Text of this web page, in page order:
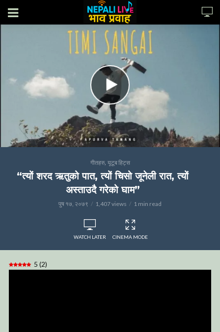
गीतहरु, यूटूब हिट्स
“त्यों शरद ऋतुको पात, त्यों चिसो जूनेली रात, त्यों
अस्ताउदै गरेको घाम”
पुष १७, २०७९ 1,407 views 1 min read
WATCH LATER CINEMA MODE
5 (2)